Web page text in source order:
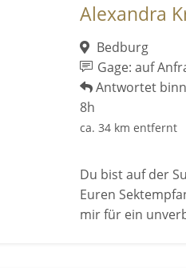
Alexandra
Bedburg
Gage: auf
Antwortet
8h
ca. 34 km entfernt
Du bist auf der
Euren
mir für ein